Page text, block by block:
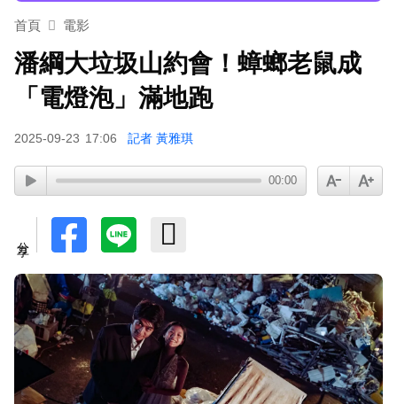
羅美玲連生三胎！自爆與尪「2年沒接吻」白家綺
首頁 電影
潘綱大垃圾山約會！蟑螂老鼠成
「電燈泡」滿地跑
2025-09-23 17:06 記者 黃雅琪
00:00